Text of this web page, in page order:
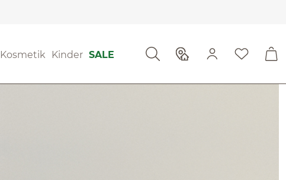
Kosmetik Kinder SALE